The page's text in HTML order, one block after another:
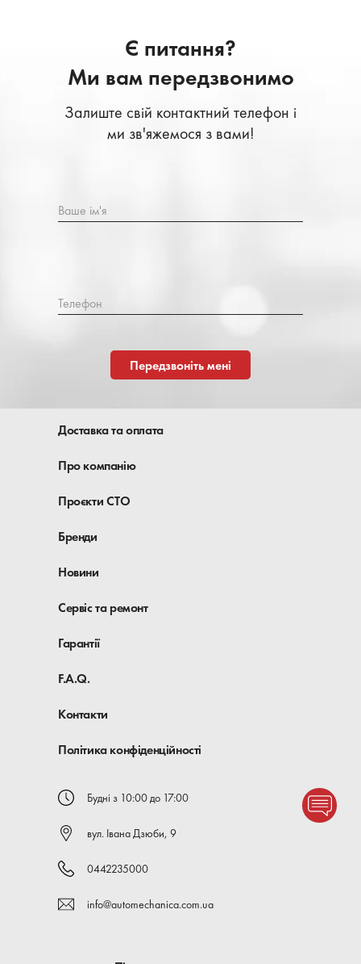
Є питання?
Ми вам передзвонимо
Залиште свій контактний телефон і
ми зв'яжемося з вами!
Ваше ім'я
Телефон
Передзвоніть мені
Доставка та оплата
Про компанію
Проєкти СТО
Бренди
Новини
Сервіс та ремонт
Гарантії
F.A.Q.
Контакти
Політика конфіденційності
Будні з 10:00 до 17:00
вул. Івана Дзюби, 9
0442235000
info@automechanica.com.ua